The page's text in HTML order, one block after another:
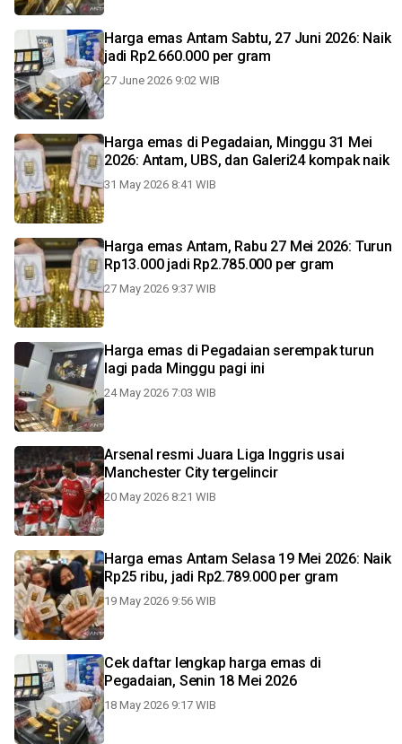
Harga emas Antam Sabtu, 27 Juni 2026: Naik
jadi Rp2.660.000 per gram
27 June 2026 9:02 WIB
Harga emas di Pegadaian, Minggu 31 Mei
2026: Antam, UBS, dan Galeri24 kompak naik
31 May 2026 8:41 WIB
Harga emas Antam, Rabu 27 Mei 2026: Turun
Rp13.000 jadi Rp2.785.000 per gram
27 May 2026 9:37 WIB
Harga emas di Pegadaian serempak turun
lagi pada Minggu pagi ini
24 May 2026 7:03 WIB
Arsenal resmi Juara Liga Inggris usai
Manchester City tergelincir
20 May 2026 8:21 WIB
Harga emas Antam Selasa 19 Mei 2026: Naik
Rp25 ribu, jadi Rp2.789.000 per gram
19 May 2026 9:56 WIB
Cek daftar lengkap harga emas di
Pegadaian, Senin 18 Mei 2026
18 May 2026 9:17 WIB